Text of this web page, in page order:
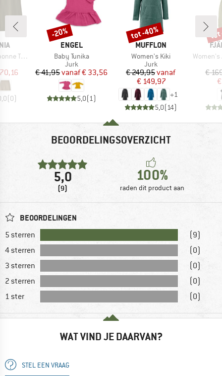
Skort
prijs
(0)
MERK
ENGEL
Artikel
Baby Tunika
Productgroep
Jurk
Prijs
€ 41,95 Verlaagde prijs
vanaf€ 33,56
5,0(1)
Korting
-20%
MERK
MUFFLON
Artikel
Women's Kiki
Productgroep
Jurk
Prijs
€ 249,95Verlaagde prijs
vanaf
€ 149,97
+1
5,0(14)
Korting
tot -40%
Artikel
Women's
€
BEOORDELINGSOVERZICHT
5,0
(9)
100%
raden dit product aan
BEOORDELINGEN
5 sterren
(9)
4 sterren
(0)
3 sterren
(0)
2 sterren
(0)
1 ster
(0)
WAT VIND JE DAARVAN?
STEL EEN VRAAG